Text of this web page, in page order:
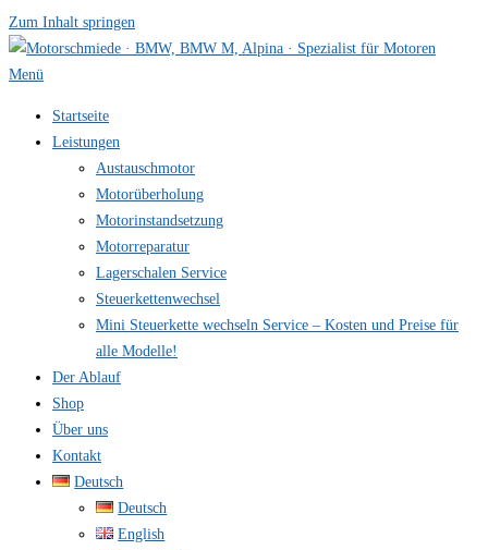
Zum Inhalt springen
Menü
Startseite
Leistungen
Austauschmotor
Motorüberholung
Motorinstandsetzung
Motorreparatur
Lagerschalen Service
Steuerkettenwechsel
Mini Steuer­kette wechseln Service – Kosten und Preise für
alle Modelle!
Der Ablauf
Shop
Über uns
Kontakt
Deutsch
Deutsch
English